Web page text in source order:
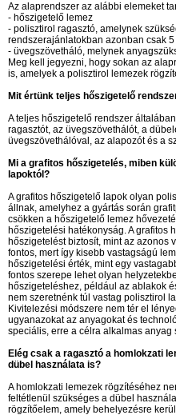
Az alaprendszer az alábbi elemeket
- hőszigetelő lemez
- polisztirol ragasztó, amelynek
rendszerajánlatokban azonban csak
- üvegszövetháló, melynek
Meg kell jegyezni, hogy sokan az
is, amelyek a polisztirol lemezek
Mit értünk teljes hőszigetelő
A teljes hőszigetelő rendszer
ragasztót, az üvegszövethálót, a
üvegszövethálóval, az alapozót és a
Mi a grafitos hőszigetelés, miben
lapoktól?
A grafitos hőszigetelő lapok olyan
állnak, amelyhez a gyártás során
csökken a hőszigetelő lemez
hőszigetelési hatékonyság. A grafitos
hőszigetelést biztosít, mint az azonos
fontos, mert így kisebb vastagságú
hőszigetelési érték, mint egy
fontos szerepe lehet olyan
hőszigeteléshez, például az ablakok
nem szeretnénk túl vastag polisztirol
Kivitelezési módszere nem tér el
ugyanazokat az anyagokat és
speciális, erre a célra alkalmas anyag
Elég csak a ragasztó a homlokzati
dübel használata is?
A homlokzati lemezek rögzítéséhez
feltétlenül szükséges a dübel
rögzítőelem, amely behelyezésre